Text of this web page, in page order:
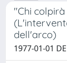
"Chi
dell'arco)
1977-01-01